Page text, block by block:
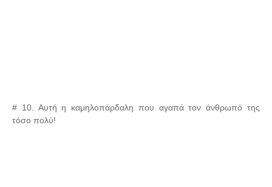
# 10. Αυτή η καμηλοπάρδαλη που αγαπά τον άνθρωπό της
τόσο πολύ!